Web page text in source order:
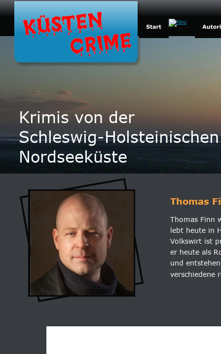
Krimis von der
Schleswig-Holsteinischen
Nordseeküste
Thomas
Thomas Finn
lebt heute in
Volkswirt ist
er heute als
und
verschiedene